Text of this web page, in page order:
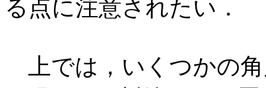
る点に注意されたい．
上では，いくつかの